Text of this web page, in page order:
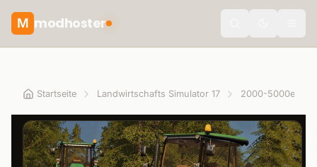
M modhoster
Startseite Landwirtschafts Simulator 17 2000-5000er